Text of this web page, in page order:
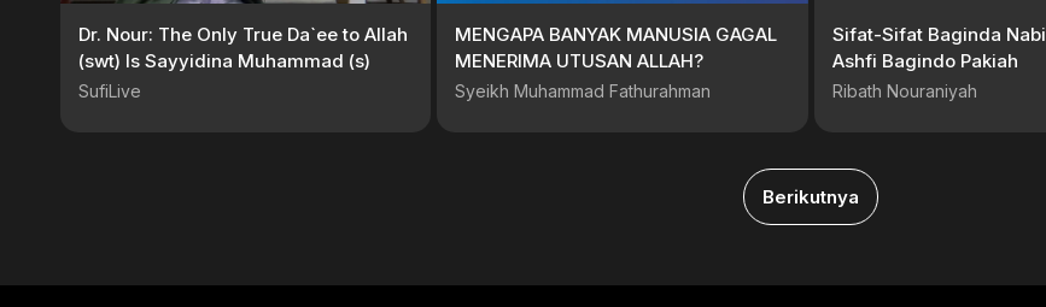
Dr. Nour: The Only True Da`ee to Allah
(swt) Is Sayyidina Muhammad (s)
SufiLive
MENGAPA BANYAK MANUSIA GAGAL
MENERIMA UTUSAN ALLAH?
Syeikh Muhammad Fathurahman
Sifat-Sifat Baginda Nabi ﷺ || Buya
Ashfi Bagindo Pakiah
Ribath Nouraniyah
Berikutnya